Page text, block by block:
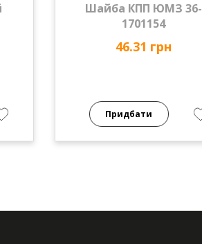
Шайба КПП ЮМЗ 36-
1701154
46.31 грн
Придбати